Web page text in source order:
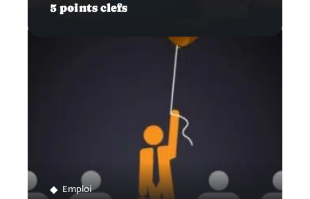
5 points clefs
Emploi